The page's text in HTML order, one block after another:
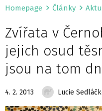
Homepage Články
Zvířata v
jejich osud
jsou na tom
4. 2. 2013 Lucie